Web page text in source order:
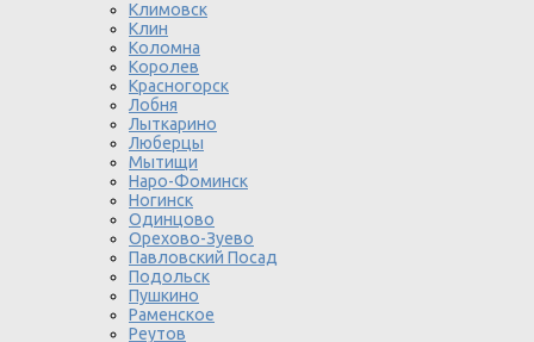
Климовск
Клин
Коломна
Королев
Красногорск
Лобня
Лыткарино
Люберцы
Мытищи
Наро-Фоминск
Ногинск
Одинцово
Орехово-Зуево
Павловский Посад
Подольск
Пушкино
Раменское
Реутов